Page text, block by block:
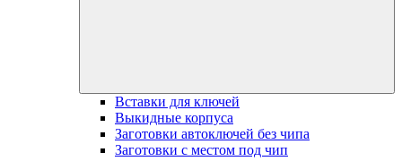
Вставки для ключей
Выкидные корпуса
Заготовки автоключей без чипа
Заготовки с местом под чип